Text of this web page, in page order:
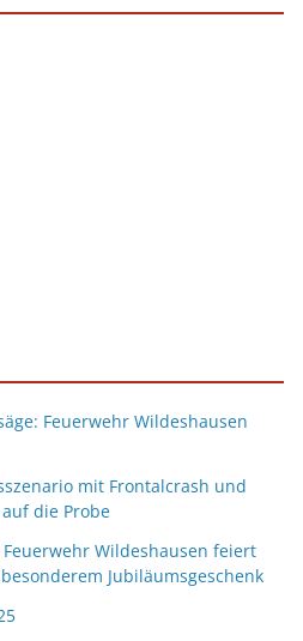
Feuerwehr Wildeshausen
mit Frontalcrash und
die Probe
Wildeshausen feiert
Jubiläumsgeschenk